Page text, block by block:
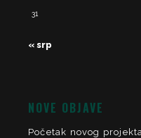
31
« srp
NOVE OBJAVE
Početak novog